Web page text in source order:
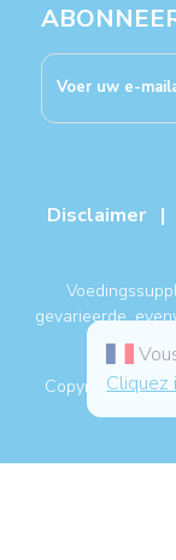
Cliquez
Disclaimer |
gevarieerde,
Copyright